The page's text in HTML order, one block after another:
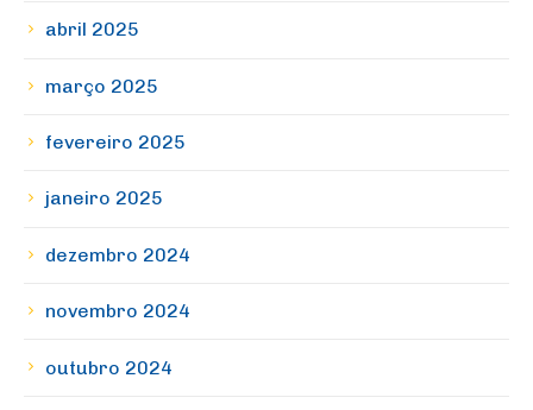
abril 2025
março 2025
fevereiro 2025
janeiro 2025
dezembro 2024
novembro 2024
outubro 2024